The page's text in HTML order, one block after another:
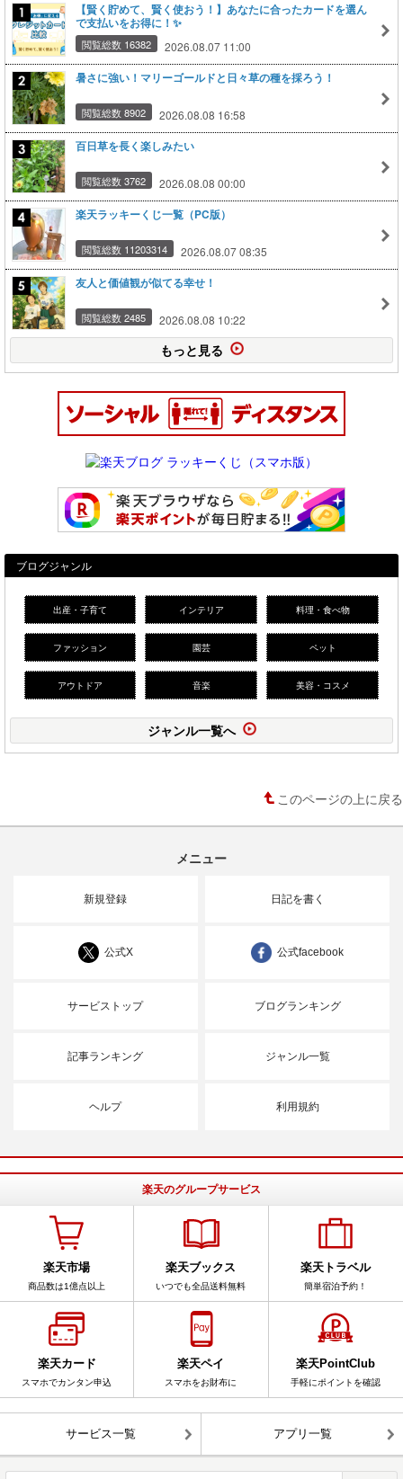
【賢く貯めて、賢く使おう！】あなたに合ったカードを選ん
で支払いをお得に！✨
閲覧総数 16382 2026.08.07 11:00
暑さに強い！マリーゴールドと日々草の種を採ろう！
閲覧総数 8902 2026.08.08 16:58
百日草を長く楽しみたい
閲覧総数 3762 2026.08.08 00:00
楽天ラッキーくじ一覧（PC版）
閲覧総数 11203314 2026.08.07 08:35
友人と価値観が似てる幸せ！
閲覧総数 2485 2026.08.08 10:22
もっと見る
ブログジャンル
出産・子育て インテリア 料理・食べ物
ファッション 園芸 ペット
アウトドア 音楽 美容・コスメ
ジャンル一覧へ
このページの上に戻る
メニュー
新規登録 日記を書く
公式X 公式facebook
サービストップ ブログランキング
記事ランキング ジャンル一覧
ヘルプ 利用規約
楽天のグループサービス
楽天市場
商品数は1億点以上
楽天ブックス
いつでも全品送料無料
楽天トラベル
簡単宿泊予約！
楽天カード
スマホでカンタン申込
楽天ペイ
スマホをお財布に
楽天PointClub
手軽にポイントを確認
サービス一覧 アプリ一覧